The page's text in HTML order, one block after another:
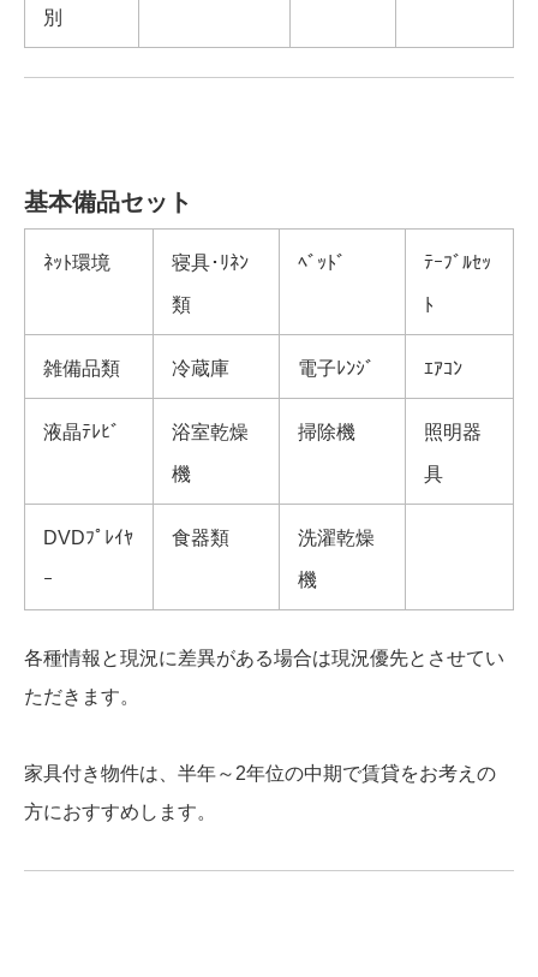
別
基本備品セット
ﾈｯﾄ環境 寝具･ﾘﾈﾝ
類
ﾍﾞｯﾄﾞ ﾃｰﾌﾞﾙｾｯ
ﾄ
雑備品類 冷蔵庫 電子ﾚﾝｼﾞ ｴｱｺﾝ
液晶ﾃﾚﾋﾞ 浴室乾燥
機
掃除機 照明器
具
DVDﾌﾟﾚｲﾔ
ｰ
食器類 洗濯乾燥
機
各種情報と現況に差異がある場合は現況優先とさせてい
ただきます。
家具付き物件は、半年～2年位の中期で賃貸をお考えの
方におすすめします。